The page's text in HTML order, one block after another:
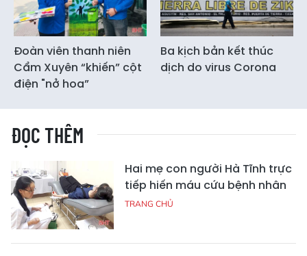
Đoàn viên thanh niên
Cẩm Xuyên “khiến” cột
điện "nở hoa”
Ba kịch bản kết thúc
dịch do virus Corona
ĐỌC THÊM
Hai mẹ con người Hà Tĩnh trực
tiếp hiến máu cứu bệnh nhân
TRANG CHỦ